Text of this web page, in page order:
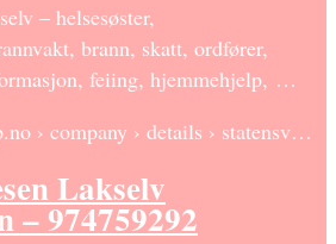
– helsesøster,
brann, skatt, ordfører,
feiing, hjemmehjelp, …
› company › details › statensv…
Lakselv
– 974759292